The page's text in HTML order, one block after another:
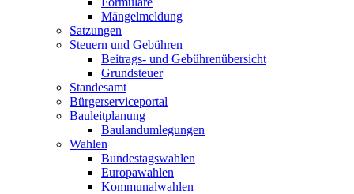
Mängelmeldung
Satzungen
Steuern und Gebühren
Beitrags- und Gebührenübersicht
Grundsteuer
Standesamt
Bürgerserviceportal
Bauleitplanung
Baulandumlegungen
Wahlen
Bundestagswahlen
Europawahlen
Kommunalwahlen